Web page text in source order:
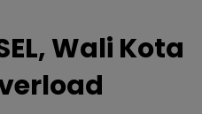
Wali Kota